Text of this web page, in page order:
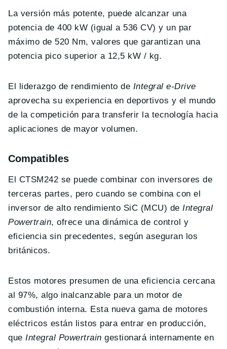
La versión más potente, puede alcanzar una
potencia de 400 kW (igual a 536 CV) y un par
máximo de 520 Nm, valores que garantizan una
potencia pico superior a 12,5 kW / kg.
El liderazgo de rendimiento de Integral e-Drive
aprovecha su experiencia en deportivos y el mundo
de la competición para transferir la tecnología hacia
aplicaciones de mayor volumen.
Compatibles
El CTSM242 se puede combinar con inversores de
terceras partes, pero cuando se combina con el
inversor de alto rendimiento SiC (MCU) de Integral
Powertrain, ofrece una dinámica de control y
eficiencia sin precedentes, según aseguran los
británicos.
Estos motores presumen de una eficiencia cercana
al 97%, algo inalcanzable para un motor de
combustión interna. Esta nueva gama de motores
eléctricos están listos para entrar en producción,
queIntegral Powertrain gestionará internamente en